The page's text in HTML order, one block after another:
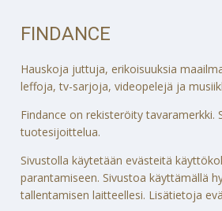
FINDANCE
Hauskoja juttuja, erikoisuuksia
leffoja, tv-sarjoja, videopelejä ja
Findance on rekisteröity tavaramerkki.
tuotesijoittelua.
Sivustolla käytetään evästeitä
parantamiseen. Sivustoa käyttämällä
tallentamisen laitteellesi. Lisätietoja